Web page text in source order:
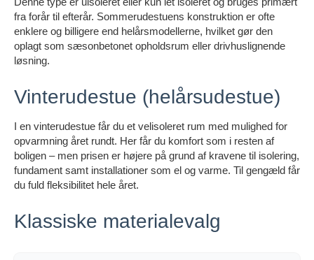
fra forår til efterår. Sommerudestuens konstruktion er ofte
enklere og billigere end helårsmodellerne, hvilket gør den
oplagt som sæsonbetonet opholdsrum eller drivhuslignende
løsning.
Vinterudestue (helårsudestue)
I en vinterudestue får du et velisoleret rum med mulighed for
opvarmning året rundt. Her får du komfort som i resten af
boligen – men prisen er højere på grund af kravene til isolering,
fundament samt installationer som el og varme. Til gengæld får
du fuld fleksibilitet hele året.
Klassiske materialevalg